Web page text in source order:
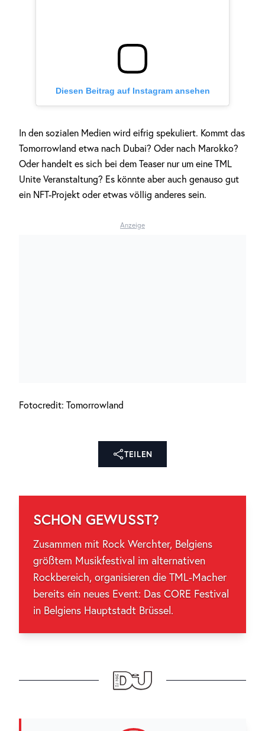
Diesen Beitrag auf Instagram ansehen
In den sozialen Medien wird eifrig spekuliert. Kommt das
Tomorrowland etwa nach Dubai? Oder nach Marokko?
Oder handelt es sich bei dem Teaser nur um eine TML
Unite Veranstaltung? Es könnte aber auch genauso gut
ein NFT-Projekt oder etwas völlig anderes sein.
Anzeige
Fotocredit: Tomorrowland
TEILEN
SCHON GEWUSST?
Zusammen mit Rock Werchter, Belgiens
größtem Musikfestival im alternativen
Rockbereich, organisieren die TML-Macher
bereits ein neues Event: Das CORE Festival
in Belgiens Hauptstadt Brüssel.